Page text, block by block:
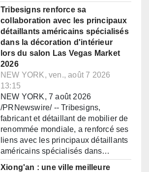
Tribesigns renforce sa
collaboration avec les principaux
détaillants américains spécialisés
dans la décoration d'intérieur
lors du salon Las Vegas Market
2026
NEW YORK, ven., août 7 2026
13:15
NEW YORK, 7 août 2026
/PRNewswire/ -- Tribesigns,
fabricant et détaillant de mobilier de
renommée mondiale, a renforcé ses
liens avec les principaux détaillants
américains spécialisés dans…
Xiong'an : une ville meilleure